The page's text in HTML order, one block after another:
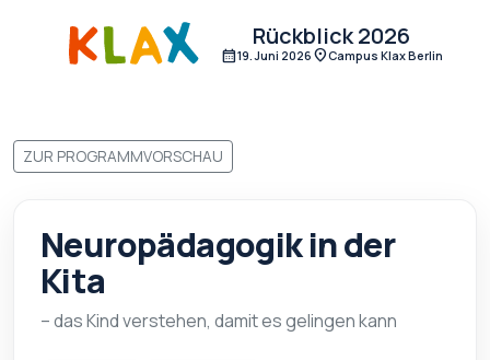
Rückblick 2026
calendar_month19. Juni 2026 location_onCampus Klax Berlin
ZUR PROGRAMMVORSCHAU
Neuropädagogik in der
Kita
– das Kind verstehen, damit es gelingen kann